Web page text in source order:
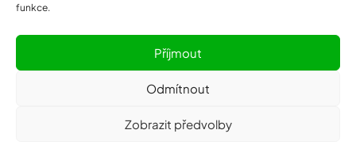
funkce.
Příjmout
Odmítnout
Zobrazit předvolby
© 2026 sakchodov.cz | All Rights Reserved | Powered by